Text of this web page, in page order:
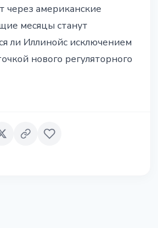
через американские
месяцы станут
ли Иллинойс исключением
нового регуляторного